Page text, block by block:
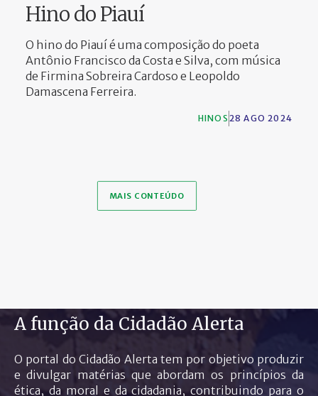
Hino do Piauí
O hino do Piauí é uma composição do poeta
Antônio Francisco da Costa e Silva, com música
de Firmina Sobreira Cardoso e Leopoldo
Damascena Ferreira.
28 AGO 2024
HINOS
MAIS CONTEÚDO
A função da Cidadão Alerta
O portal do Cidadão Alerta tem por objetivo produzir
e divulgar matérias que abordam os princípios da
ética, da moral e da cidadania, contribuindo para o